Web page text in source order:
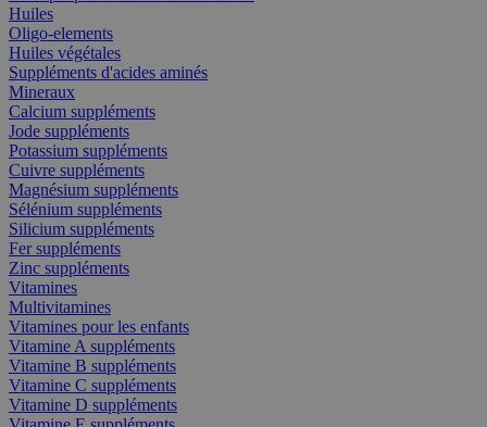
Huiles
Oligo-elements
Huiles végétales
Suppléments d'acides aminés
Mineraux
Calcium suppléments
Jode suppléments
Potassium suppléments
Cuivre suppléments
Magnésium suppléments
Sélénium suppléments
Silicium suppléments
Fer suppléments
Zinc suppléments
Vitamines
Multivitamines
Vitamines pour les enfants
Vitamine A suppléments
Vitamine B suppléments
Vitamine C suppléments
Vitamine D suppléments